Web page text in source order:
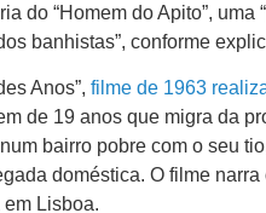
do “Homem do Apito”, uma
banhistas”, conforme
Anos”,filme de 1963
de 19 anos que migra da
bairro pobre com o seu
doméstica. O filme
Lisboa.